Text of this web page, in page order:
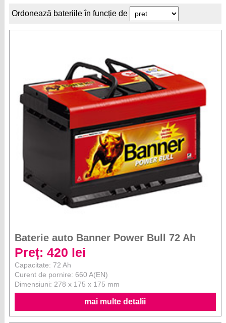
Ordonează bateriile în funcție de
Baterie auto Banner Power Bull 72 Ah
Preț: 420 lei
Capacitate: 72 Ah
Curent de pornire: 660 A(EN)
Dimensiuni: 278 x 175 x 175 mm
mai multe detalii